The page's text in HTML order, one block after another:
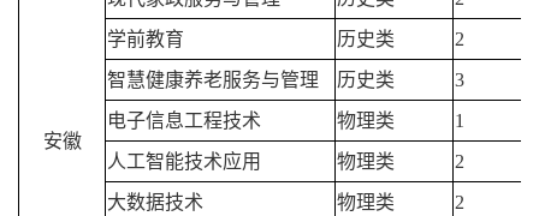
安徽
学前教育
历史类
2
智慧健康养老服务与管理
历史类
3
电子信息工程技术
物理类
1
人工智能技术应用
物理类
2
大数据技术
物理类
2